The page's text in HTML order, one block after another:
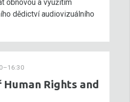
obnovou a využitím
dědictví audiovizuálního
Human Rights and